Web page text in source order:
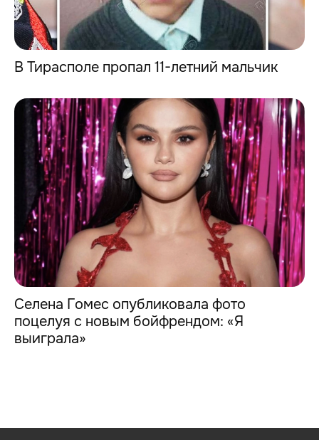
В Тирасполе пропал 11-летний мальчик
Селена Гомес опубликовала фото
поцелуя с новым бойфрендом: «Я
выиграла»